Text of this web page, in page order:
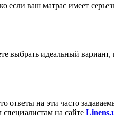
если ваш матрас имеет
выбрать идеальный вариант,
на эти часто
на сайте